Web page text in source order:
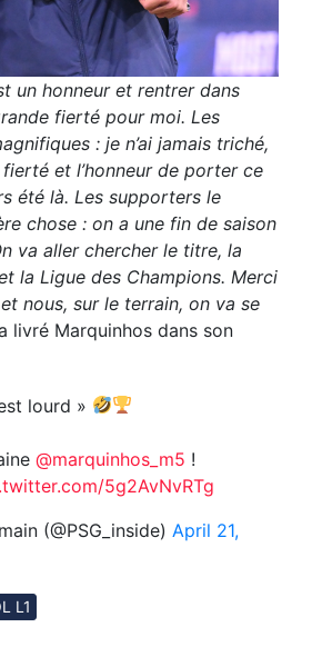
un honneur et rentrer dans
fierté pour moi. Les
: je n’ai jamais triché,
et l’honneur de porter ce
été là. Les supporters le
chose : on a une fin de saison
va aller chercher le titre, la
la Ligue des Champions. Merci
nous, sur le terrain, on va se
livré Marquinhos dans son
lourd »
@marquinhos_m5 !
5g2AvNvRTg
(@PSG_inside) April 21,
L1